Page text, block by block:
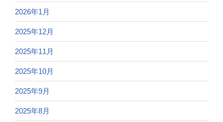
2026年1月
2025年12月
2025年11月
2025年10月
2025年9月
2025年8月